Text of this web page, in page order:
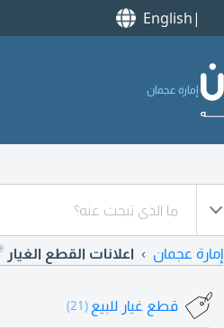
English
إمارة عجمان
إمارة عجمان اعلانات القطع الغيار
قطع غيار للبيع (21)